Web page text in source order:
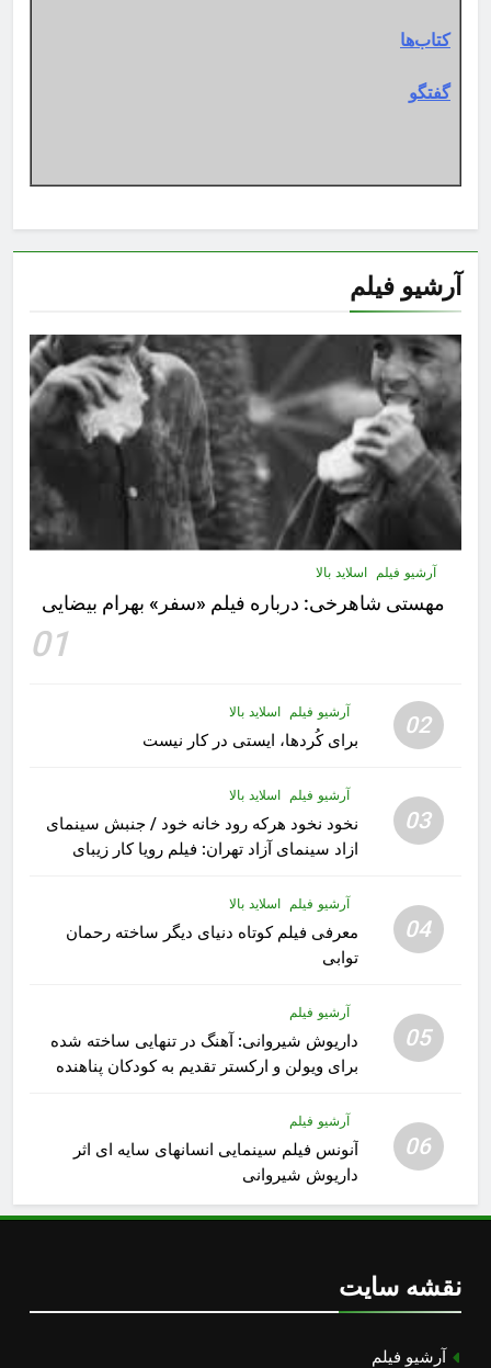
کتاب‌ها
گفتگو
آرشیو فیلم
آرشیو فیلم اسلاید بالا
مهستى شاهرخى:‌ درباره فيلم «سفر» بهرام بیضایی
01
02 آرشیو فیلم اسلاید بالا
برای کُردها، ایستی در کار نیست
03
آرشیو فیلم اسلاید بالا
نخود نخود هرکه رود خانه خود / جنبش سینمای
ازاد سینمای آزاد تهران: فیلم رویا کار زیبای
04
آرشیو فیلم اسلاید بالا
معرفی فیلم کوتاه دنیای دیگر ساخته رحمان
توابی
05
آرشیو فیلم
داریوش شیروانی: آهنگ در تنهایی ساخته شده
برای ویولن و ارکستر تقدیم به کودکان پناهنده
06
آرشیو فیلم
آنونس فیلم سینمایی انسانهای سایه ای اثر
داریوش شیروانی
نقشه سایت
آرشیو فیلم